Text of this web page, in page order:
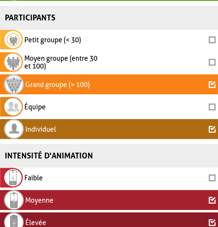
PARTICIPANTS
Petit groupe (< 30)
Moyen groupe (entre 30
et 100)
Grand groupe (> 100)
Équipe
Individuel
INTENSITÉ D'ANIMATION
Faible
Moyenne
Élevée